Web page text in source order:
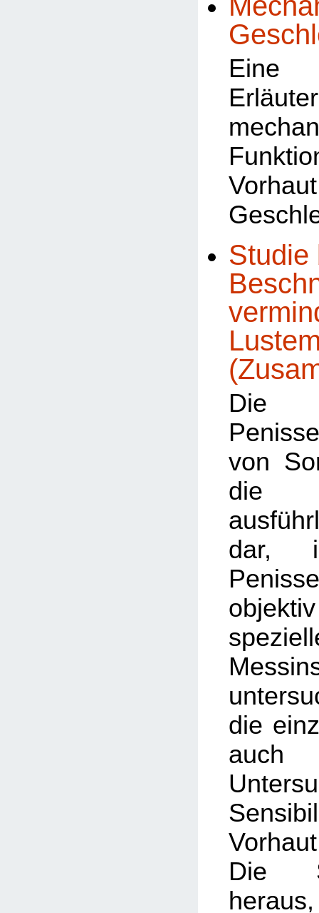
Eine
Studie
Die
von
die
dar,
die
Die